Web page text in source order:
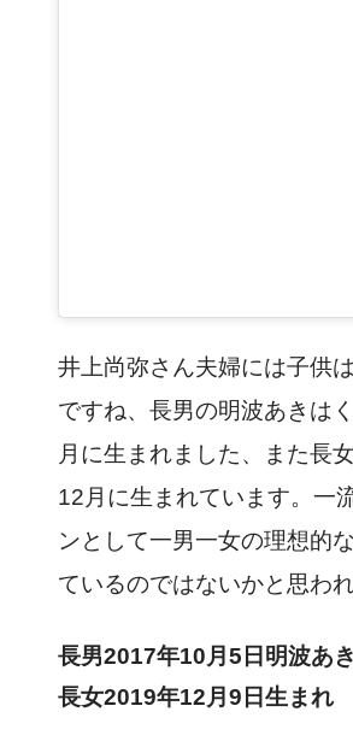
井上尚弥さん夫婦には子供
ですね、長男の明波あきは
月に生まれました、また長
12月に生まれています。一
ンとして一男一女の理想的
ているのではないかと思われ
長男2017年10月5日明波あ
長女2019年12月9日生まれ